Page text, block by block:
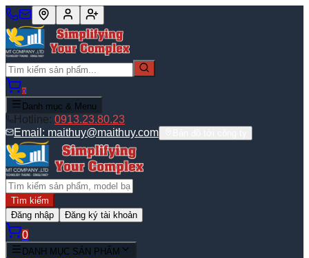
0
Danh mục & Menu
Hotline: 0913.23.80.23
Email: maithuy@maithuy.com
Tìm kiếm
Đăng nhập
Đăng ký tài khoản
0
DANH MỤC SẢN PHẨM